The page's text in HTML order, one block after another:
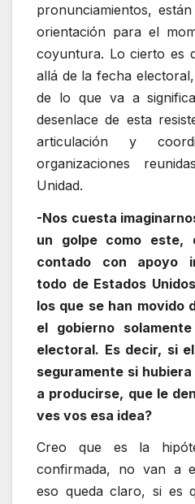
pronunciamientos,
orientación para el
coyuntura. Lo cierto es
allá de la fecha
de lo que va a
desenlace de esta
articulación y
organizaciones
Unidad.
-Nos cuesta
un golpe como este,
contado con apoyo
todo de Estados
los que se han movido
el gobierno
electoral. Es decir, si
seguramente si
a producirse, que le
ves vos esa idea?
Creo que es la
confirmada, no van a
eso queda claro, si es